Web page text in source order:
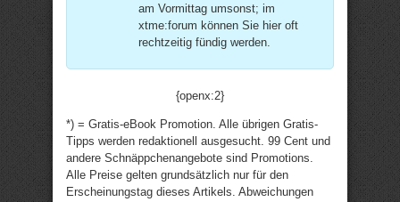
am Vormittag umsonst; im
xtme:forum können Sie hier oft
rechtzeitig fündig werden.
{openx:2}
*) = Gratis-eBook Promotion. Alle übrigen Gratis-
Tipps werden redaktionell ausgesucht. 99 Cent und
andere Schnäppchenangebote sind Promotions.
Alle Preise gelten grundsätzlich nur für den
Erscheinungstag dieses Artikels. Abweichungen